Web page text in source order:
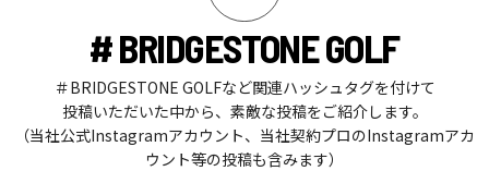
# BRIDGESTONE GOLF
＃BRIDGESTONE GOLFなど関連ハッシュタグを付けて
投稿いただいた中から、素敵な投稿をご紹介します。
（当社公式Instagramアカウント、当社契約プロのInstagramアカ
ウント等の投稿も含みます）